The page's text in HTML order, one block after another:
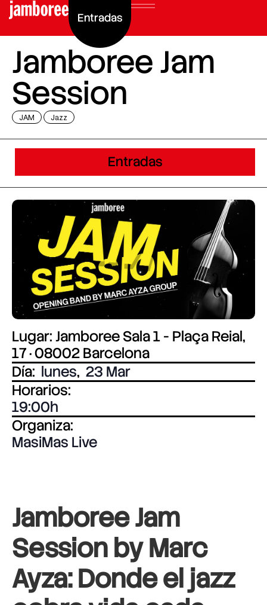
Entradas
Jamboree Jam
Session
JAM Jazz
Entradas
Lugar: Jamboree Sala 1 - Plaça Reial,
17 · 08002 Barcelona
Día: lunes, 23 Mar
Horarios:
19:00
Organiza:
MasiMas Live
Jamboree Jam
Session by Marc
Ayza: Donde el jazz